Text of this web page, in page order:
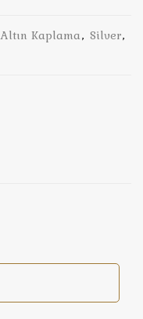
Altın Kaplama, Silver,